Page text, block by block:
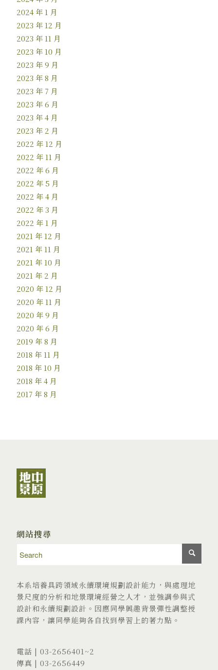
2024 年 1 月
2023 年 12 月
2023 年 11 月
2023 年 10 月
2023 年 9 月
2023 年 8 月
2023 年 7 月
2023 年 6 月
2023 年 4 月
2023 年 2 月
2022 年 12 月
2022 年 11 月
2022 年 6 月
2022 年 5 月
2022 年 4 月
2022 年 3 月
2022 年 1 月
2021 年 12 月
2021 年 11 月
2021 年 10 月
2021 年 2 月
2020 年 12 月
2020 年 11 月
2020 年 9 月
2020 年 6 月
2019 年 8 月
2018 年 11 月
2018 年 10 月
2018 年 4 月
2017 年 8 月
網站搜尋
本系培養具跨領域永續環境規劃設計能力，與處理地
景尺度的分析和地景環境經營之人才，並強調參與式
設計和永續規劃設計。因應同學興趣背景彈性調整授
課內容，讓同學能夠各自找到學習上的著力點。
電話 | 03-2656401 ~2
傳真 | 03-2656449